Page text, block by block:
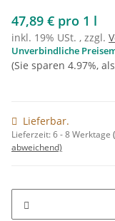
47,89 € pro 1 l
inkl. 19% USt. , zzgl.
Unverbindliche
(Sie sparen 4.97%,
Lieferbar.
Lieferzeit:6 - 8 Werktage
abweichend)